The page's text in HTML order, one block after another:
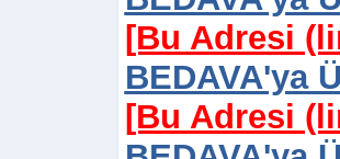
[Bu Adresi
BEDAVA'ya
[Bu Adresi